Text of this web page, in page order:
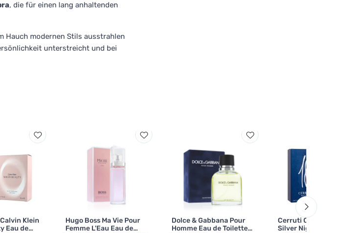
, die für einen lang anhaltenden
Hauch modernen Stils ausstrahlen
unterstreicht und bei
Klein
Eau de
Hugo Boss Ma Vie Pour
Femme L'Eau Eau de
Dolce & Gabbana Pour
Homme Eau de Toilette
Cerruti Cerruti 1881
Silver Night Eau de